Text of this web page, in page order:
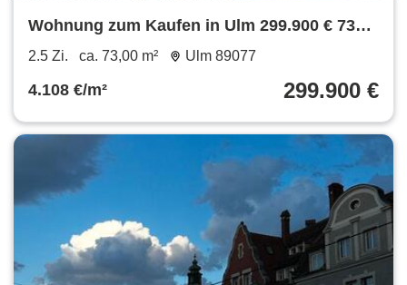
Wohnung zum Kaufen in Ulm 299.900 € 73
m²
2.5 Zi. ca. 73,00 m² Ulm 89077
4.108 €/m² 299.900 €